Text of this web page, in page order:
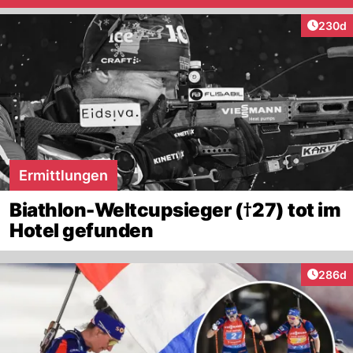
230d
Ermittlungen
Biathlon-Weltcupsieger (†27) tot im
Hotel gefunden
286d